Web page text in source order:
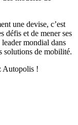
une devise, c’est
défis et de mener ses
mondial dans
solutions de mobilité.
Autopolis !